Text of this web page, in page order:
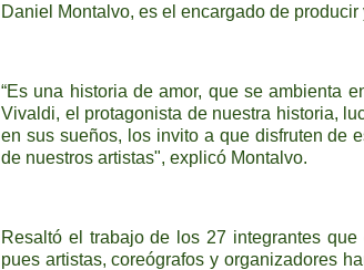
Daniel Montalvo, es el encargado de
“Es una historia de amor, que se ambienta
Vivaldi, el protagonista de nuestra historia,
en sus sueños, los invito a que disfruten de
de nuestros artistas", explicó Montalvo.
Resaltó el trabajo de los 27 integrantes que
pues artistas, coreógrafos y organizadores